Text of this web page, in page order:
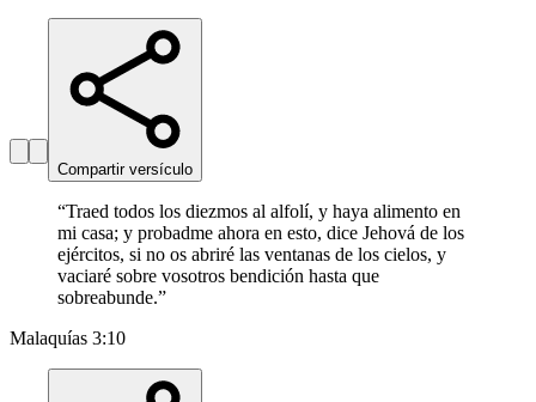
Compartir versículo
“Traed todos los diezmos al alfolí, y haya alimento en
mi casa; y probadme ahora en esto, dice Jehová de los
ejércitos, si no os abriré las ventanas de los cielos, y
vaciaré sobre vosotros bendición hasta que
sobreabunde.”
Malaquías 3:10